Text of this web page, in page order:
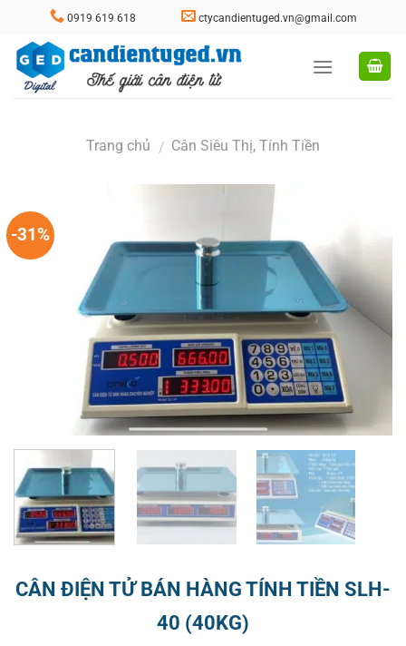
content
0919 619 618 ctycandientuged.vn@gmail.com
Trang chủ / Cân Siêu Thị, Tính Tiền
-31%
CÂN ĐIỆN TỬ BÁN HÀNG TÍNH TIỀN SLH-
40 (40KG)